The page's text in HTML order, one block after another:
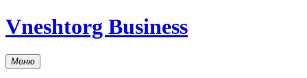
Vneshtorg Business
Меню